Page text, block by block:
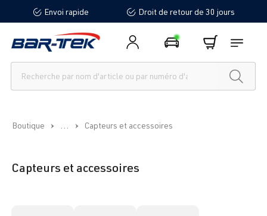
principalEnvoi rapide Droit de retour de 30 jours
Boutique ... Capteurs et accessoires
Capteurs et accessoires